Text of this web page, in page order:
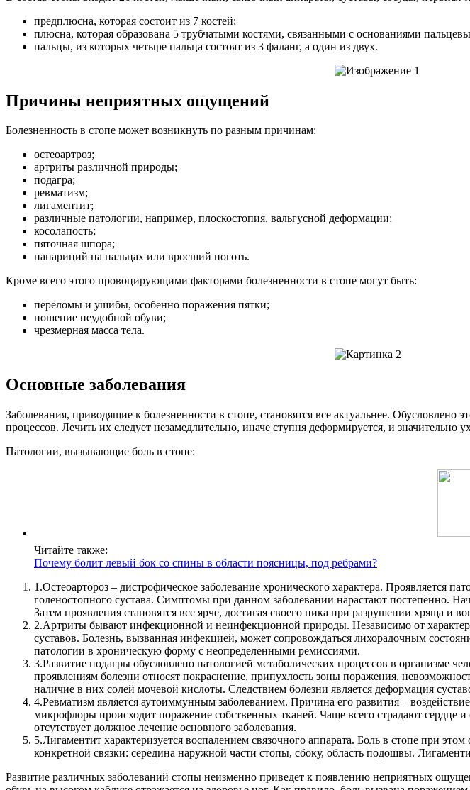
предплюсна, которая состоит из 7 костей;
плюсна, которая образована 5 трубчатыми костями, связанными с основаниями
пальцы, из которых четыре пальца состоят из 3 фаланг, а один из двух.
Причины неприятных ощущений
Болезненность в стопе может возникнуть по разным причинам:
остеоартроз;
артриты различной природы;
подагра;
ревматизм;
лигаментит;
различные патологии, например, плоскостопия, вальгусной деформации;
косолапость;
пяточная шпора;
панариций на пальцах или вросший ноготь.
Кроме всего этого провоцирующими факторами болезненности в стопе могут быть:
переломы и ушибы, особенно поражения пятки;
ношение неудобной обуви;
чрезмерная масса тела.
Основные заболевания
Заболевания, приводящие к болезненности в стопе, становятся все актуальнее.
процессов. Лечить их следует незамедлительно, иначе ступня деформируется, и значительно
Патологии, вызывающие боль в стопе:
Читайте также:
Почему болит левый бок со спины в области поясницы, под ребрами?
1.Остеоартороз – дистрофическое заболевание хронического характера. Проявляется
голеностопного сустава. Симптомы при данном заболевании нарастают постепенно.
Затем проявления становятся все ярче, достигая своего пика при разрушении хряща и
2.Артриты бывают инфекционной и неинфекционной природы. Независимо от
суставов. Болезнь, вызванная инфекцией, может сопровождаться лихорадочным
патологии в хроническую форму с неопределенными ремиссиями.
3.Развитие подагры обусловлено патологией метаболических процессов в организме
проявлениям болезни относят покраснение, припухлость зоны поражения,
наличие в них солей мочевой кислоты. Следствием болезни является деформация
4.Ревматизм является аутоиммунным заболеванием. Причина его развития –
микрофлоры происходит поражение собственных тканей. Чаще всего страдают сердце
отсутствует должное лечение основного заболевания.
5.Лигаментит характеризуется воспалением связочного аппарата. Боль в стопе при
конкретной связки: середина наружной части стопы, сбоку, область подошвы.
Развитие различных заболеваний стопы неизменно приведет к появлению неприятных